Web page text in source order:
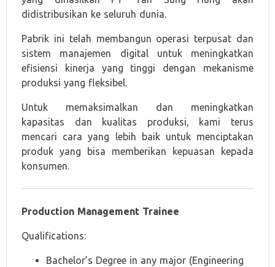
didistribusikan ke seluruh dunia.
Pabrik ini telah membangun operasi terpusat dan
sistem manajemen digital untuk meningkatkan
efisiensi kinerja yang tinggi dengan mekanisme
produksi yang fleksibel.
Untuk memaksimalkan dan meningkatkan
kapasitas dan kualitas produksi, kami terus
mencari cara yang lebih baik untuk menciptakan
produk yang bisa memberikan kepuasan kepada
konsumen.
Production Management Trainee
Qualifications:
Bachelor’s Degree in any major (Engineering